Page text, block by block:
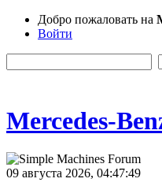
Добро пожаловать на
Войти
Mercedes-
09 августа 2026, 04:47:49